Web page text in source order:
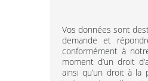
Vos données sont
demande et
conformément à
moment d’un droit
ainsi qu’un droit à